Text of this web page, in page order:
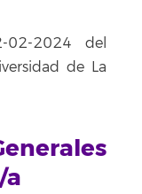
2024 del
de La
a